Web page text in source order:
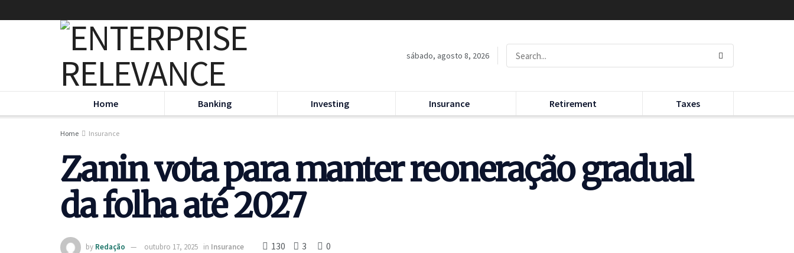
sábado, agosto 8, 2026
Home Banking Investing Insurance Retirement Taxes
Home Insurance
Zanin vota para manter reoneração gradual
da folha até 2027
by Redação outubro 17, 2025 in Insurance 130 3 0